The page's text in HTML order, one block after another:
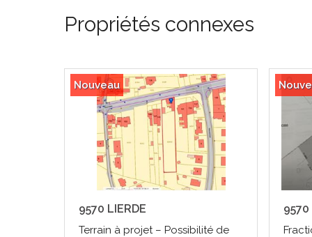
Propriétés connexes
Nouveau
9570 LIERDE
Terrain à projet – Possibilité de
9570